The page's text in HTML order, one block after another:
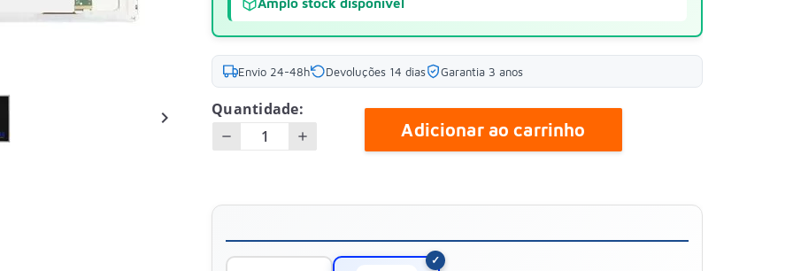

Envio 24-48h Devoluções 14 dias Garantia 3 anos
Quantidade:
Adicionar ao carrinho